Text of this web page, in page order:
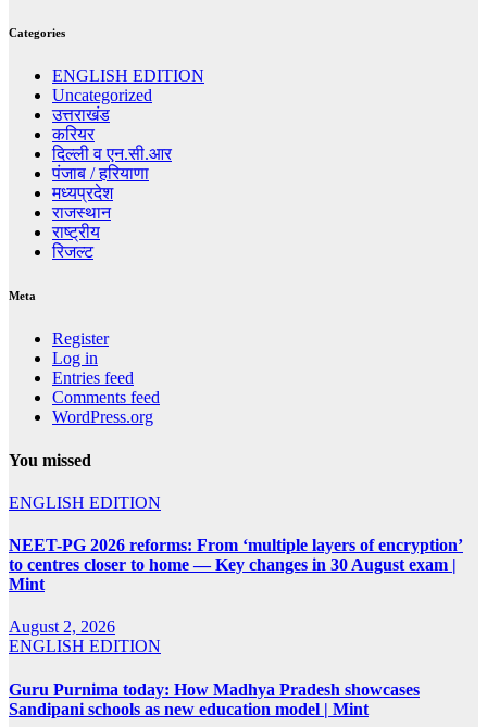
Categories
ENGLISH EDITION
Uncategorized
उत्तराखंड
करियर
दिल्ली व एन.सी.आर
पंजाब / हरियाणा
मध्यप्रदेश
राजस्थान
राष्ट्रीय
रिजल्ट
Meta
Register
Log in
Entries feed
Comments feed
WordPress.org
You missed
ENGLISH EDITION
NEET-PG 2026 reforms: From ‘multiple layers of encryption’
to centres closer to home — Key changes in 30 August exam |
Mint
August 2, 2026
ENGLISH EDITION
Guru Purnima today: How Madhya Pradesh showcases
Sandipani schools as new education model | Mint